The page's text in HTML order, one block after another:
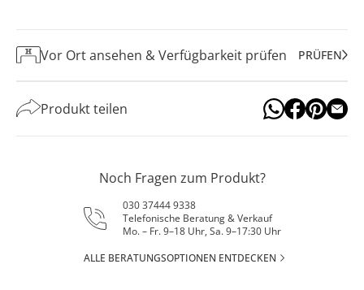
Vor Ort ansehen & Verfügbarkeit prüfen PRÜFEN
Produkt teilen
Noch Fragen zum Produkt?
030 37444 9338
Telefonische Beratung & Verkauf
Mo. – Fr. 9–18 Uhr, Sa. 9–17:30 Uhr
ALLE BERATUNGSOPTIONEN ENTDECKEN